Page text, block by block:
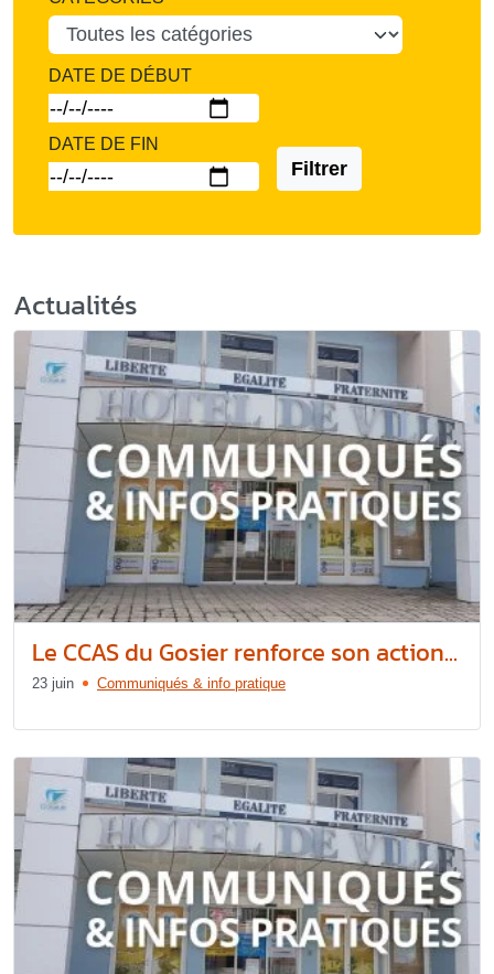
DATE DE DÉBUT
DATE DE FIN
Filtrer
Actualités
Le CCAS du Gosier renforce son action...
23 juin Communiqués & info pratique